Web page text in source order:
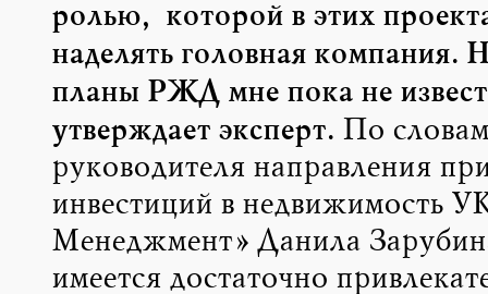
ролью, которой в этих
наделять головная компания.
планы РЖД мне пока не
утверждает эксперт. По словам
руководителя направления
инвестиций в недвижимость
Менеджмент» Данила
имеется достаточно